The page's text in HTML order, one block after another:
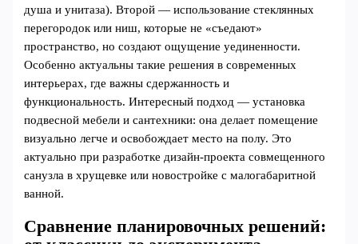
душа и унитаза). Второй — использование стеклянных
перегородок или ниш, которые не «съедают»
пространство, но создают ощущение уединенности.
Особенно актуальны такие решения в современных
интерьерах, где важны сдержанность и
функциональность. Интересный подход — установка
подвесной мебели и сантехники: она делает помещение
визуально легче и освобождает место на полу. Это
актуально при разработке дизайн-проекта совмещенного
санузла в хрущевке или новостройке с малогабаритной
ванной.
Сравнение планировочных решений: